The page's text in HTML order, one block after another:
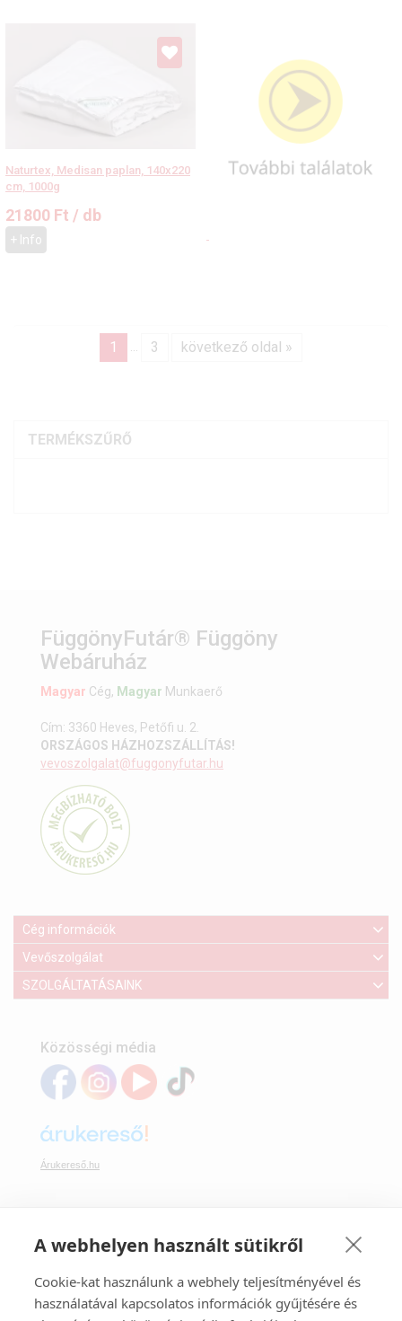
A webhelyen használt sütikről
Cookie-kat használunk a webhely teljesítményével és
használatával kapcsolatos információk gyűjtésére és
Naturtex, Medisan paplan, 140x220
cm, 1000g
21800 Ft / db
+ Info
1 3 következő oldal »
TERMÉKSZŰRŐ
FüggönyFutár® Függöny
Webáruház
Magyar Cég, Magyar Munkaerő
Cím: 3360 Heves, Petőfi u. 2.
ORSZÁGOS HÁZHOZSZÁLLÍTÁS!
vevoszolgalat@fuggonyfutar.hu
Cég információk
Vevőszolgálat
SZOLGÁLTATÁSAINK
Közösségi média
Árukereső.hu
Webáruházunkban bankkártyával is fizethet: